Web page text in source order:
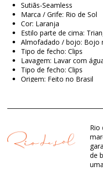
Sutiãs-Seamless
Marca / Grife: Rio de Sol
Cor: Laranja
Estilo parte de cima:
Almofadado / bojo: Bojo
Tipo de fecho: Clips
Lavagem: Lavar com
Tipo de fecho: Clips
Origem: Feito no Brasil
Material: 84% Nylon,
Forro: 84% Polyamide,
Proteção UV: UPF 50+
Rio
de